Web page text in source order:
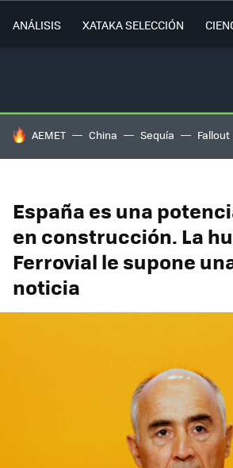
ANÁLISIS XATAKA SELECCIÓN
HOY SE HABLA DE
AEMET China Sequía Fallout
España es una
en construcción. La
Ferrovial le supone
noticia